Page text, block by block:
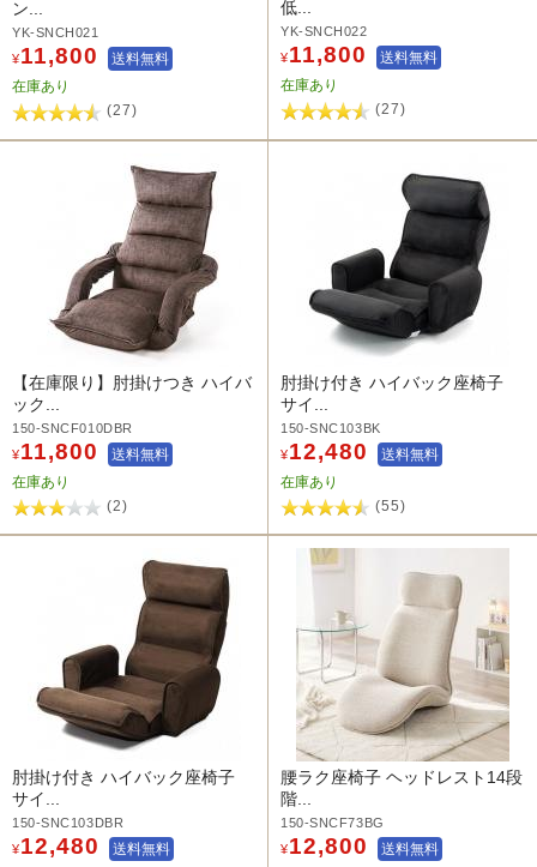
ン...
YK-SNCH021
¥11,800
送料無料
在庫あり
(27)
低...
YK-SNCH022
¥11,800
送料無料
在庫あり
(27)
【在庫限り】肘掛けつき ハイバ
ック...
150-SNCF010DBR
¥11,800
送料無料
在庫あり
(2)
肘掛け付き ハイバック座椅子
サイ...
150-SNC103BK
¥12,480
送料無料
在庫あり
(55)
肘掛け付き ハイバック座椅子
サイ...
150-SNC103DBR
¥12,480
送料無料
腰ラク座椅子 ヘッドレスト14段
階...
150-SNCF73BG
¥12,800
送料無料